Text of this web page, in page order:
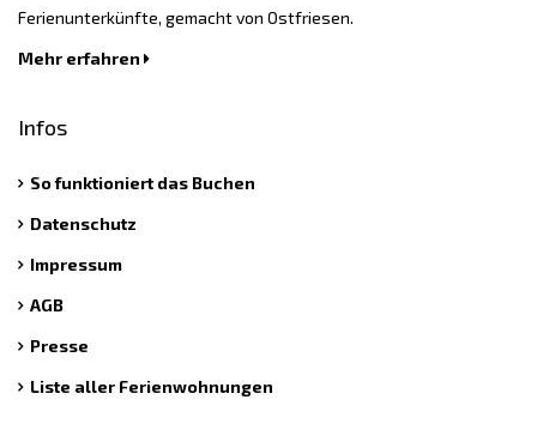
Ferienunterkünfte, gemacht von Ostfriesen.
Mehr erfahren
Infos
So funktioniert das Buchen
Datenschutz
Impressum
AGB
Presse
Liste aller Ferienwohnungen